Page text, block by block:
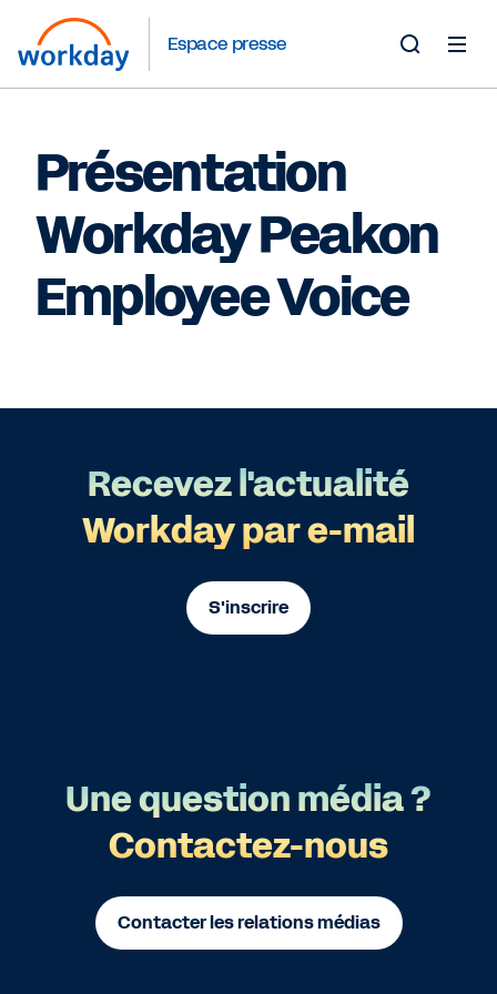
Espace presse
Présentation
Workday Peakon
Employee Voice
Recevez l'actualité
Workday par e-mail
S'inscrire
Une question média ?
Contactez-nous
Contacter les relations médias